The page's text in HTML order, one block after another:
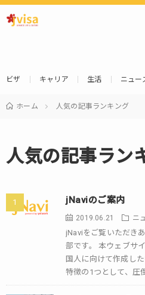
ビザ キャリア 生活 ニュー
ホーム 人気の記事ランキング
人気の記事ラン
jNaviのご案内
2019.06.21 ニ
jNaviをご覧いただき
部です。 本ウェブサ
国人に向けて作成し
特徴の1つとして、圧